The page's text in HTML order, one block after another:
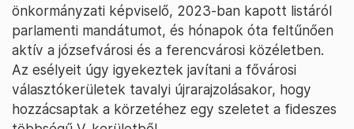
önkormányzati képviselő, 2023-ban kapott listáról
parlamenti mandátumot, és hónapok óta feltűnően
aktív a józsefvárosi és a ferencvárosi közéletben.
Az esélyeit úgy igyekeztek javítani a fővárosi
választókerületek tavalyi újrarajzolásakor, hogy
hozzácsaptak a körzetéhez egy szeletet a fideszes